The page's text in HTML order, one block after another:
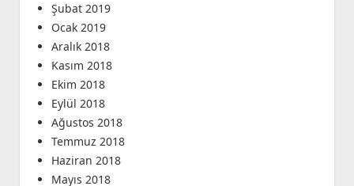
Şubat 2019
Ocak 2019
Aralık 2018
Kasım 2018
Ekim 2018
Eylül 2018
Ağustos 2018
Temmuz 2018
Haziran 2018
Mayıs 2018